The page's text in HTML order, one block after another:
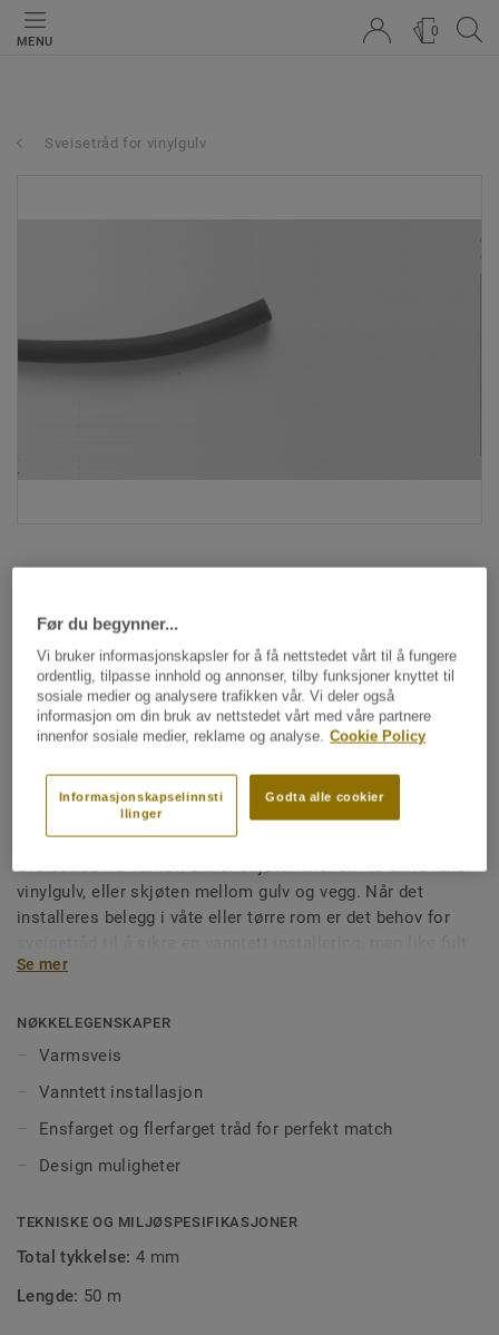
MENU
0
Sveisetråd for vinylgulv
Hele kolleksjonen (1477)
Sveisetråd
Sveisetråd for vinylgulv -
Unicoloured BLUE 0450
Sveisetråd fra Tarkett sikrer skjøten mellom to ulike ruller
vinylgulv, eller skjøten mellom gulv og vegg. Når det
installeres belegg i våte eller tørre rom er det behov for
for å sikre en god installering på store flater i offentlig
og forhindrer smuss og møkk å trenge ned i skjøtene. Våre
sveisetråder kommer i ens- eller flerfargede utgaver for å
kontraster.
Se mer
NØKKELEGENSKAPER
Varmsveis
Vanntett installasjon
Ensfarget og flerfarget tråd for perfekt match
Design muligheter
TEKNISKE OG MILJØSPESIFIKASJONER
Total tykkelse:4 mm
Lengde: 50 m
Før du begynner...
Vi bruker informasjonskapsler for å få nettstedet vårt til å fungere
ordentlig, tilpasse innhold og annonser, tilby funksjoner knyttet til
sosiale medier og analysere trafikken vår. Vi deler også
informasjon om din bruk av nettstedet vårt med våre partnere
innenfor sosiale medier, reklame og analyse. Cookie Policy
Godta alle cookier
Informasjonskapselinnsti
llinger